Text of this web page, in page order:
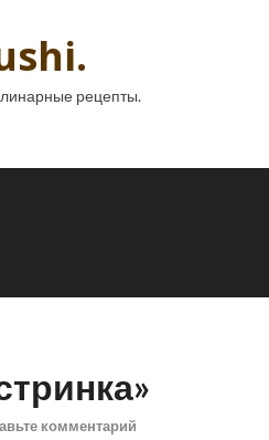
рецепты.
комментарий